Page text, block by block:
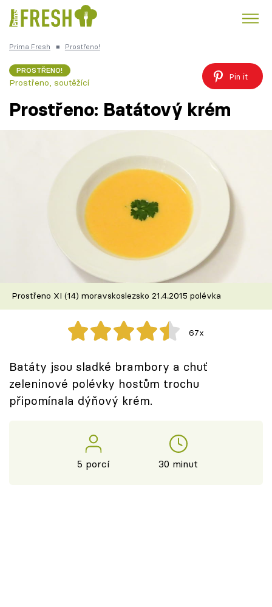
Česká kuchyně
Témata
Škola vaření
Recepty z TV
Speciál: Cuketa
Těhotnej kuchař
Sledujte prima+
Prima Fresh ■ Prostřeno!
PROSTŘENO!
Prostřeno, soutěžící
Pin it
Prostřeno: Batátový krém
Prostřeno XI (14) moravskoslezsko 21.4.2015 polévka
67x
Batáty jsou sladké brambory a chuť
zeleninové polévky hostům trochu
připomínala dýňový krém.
5 porcí 30 minut